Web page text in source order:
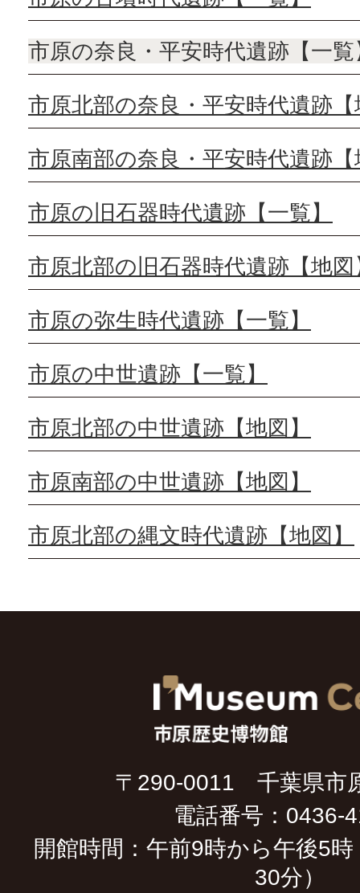
市原の奈良・平安時代遺跡【一覧
市原北部の奈良・平安時代遺跡
市原南部の奈良・平安時代遺跡
市原の旧石器時代遺跡【一覧】
市原北部の旧石器時代遺跡【地図
市原の弥生時代遺跡【一覧】
市原の中世遺跡【一覧】
市原北部の中世遺跡【地図】
市原南部の中世遺跡【地図】
市原北部の縄文時代遺跡【地図】
〒290-0011 千葉県市
電話番号：0436-
開館時間：午前9時から午後5
30分）